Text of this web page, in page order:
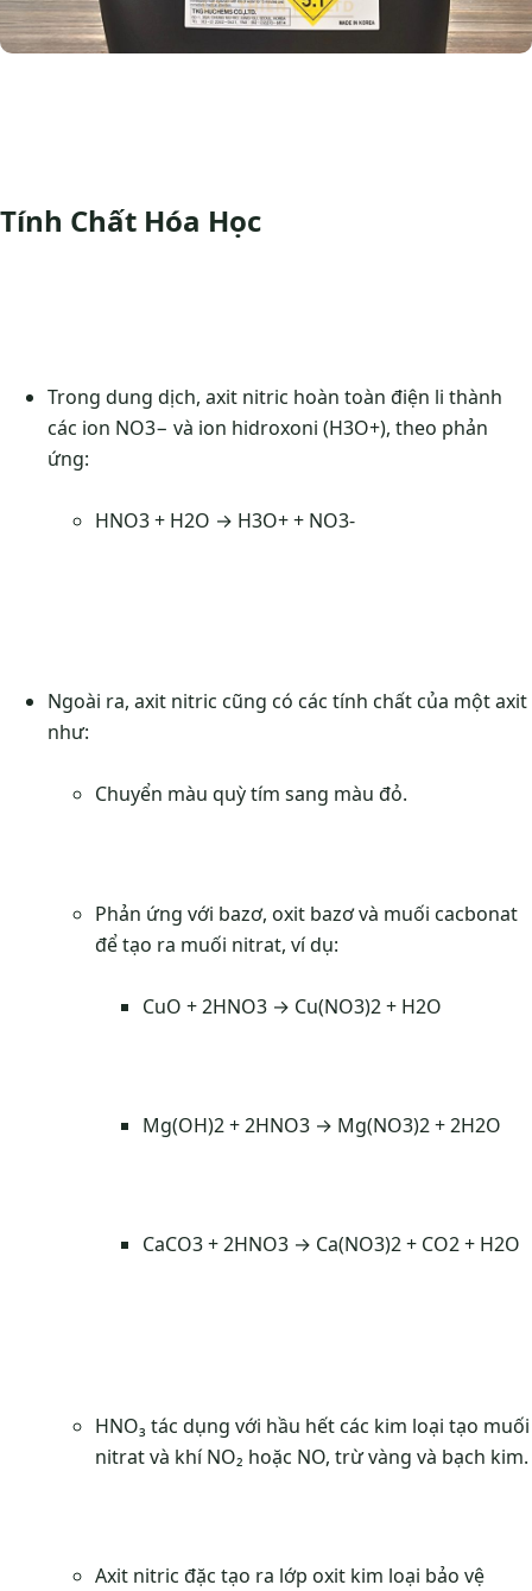
Tính Chất Hóa Học
Trong dung dịch, axit nitric hoàn toàn điện li thành
các ion NO3− và ion hidroxoni (H3O+), theo phản
ứng:
HNO3 + H2O → H3O+ + NO3-
Ngoài ra, axit nitric cũng có các tính chất của một axit
như:
Chuyển màu quỳ tím sang màu đỏ.
Phản ứng với bazơ, oxit bazơ và muối cacbonat
để tạo ra muối nitrat, ví dụ:
CuO + 2HNO3 → Cu(NO3)2 + H2O
Mg(OH)2 + 2HNO3 → Mg(NO3)2 + 2H2O
CaCO3 + 2HNO3 → Ca(NO3)2 + CO2 + H2O
HNO₃ tác dụng với hầu hết các kim loại tạo muối
nitrat và khí NO₂ hoặc NO, trừ vàng và bạch kim.
Axit nitric đặc tạo ra lớp oxit kim loại bảo vệ